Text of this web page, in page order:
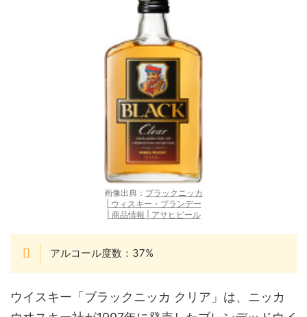
画像出典： ブラックニッカ
| ウィスキー・ブランデー
| 商品情報 | アサヒビール
アルコール度数：37%
ウイスキー「ブラックニッカ クリア」は、ニッカ